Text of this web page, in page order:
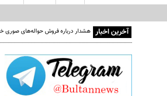
آخرین اخبار